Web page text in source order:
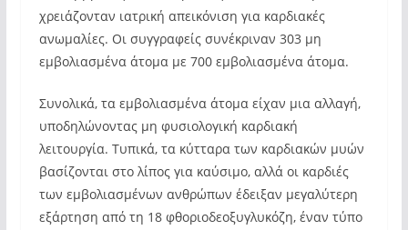
χρειάζονταν ιατρική απεικόνιση για καρδιακές
ανωμαλίες. Οι συγγραφείς συνέκριναν 303 μη
εμβολιασμένα άτομα με 700 εμβολιασμένα άτομα.
Συνολικά, τα εμβολιασμένα άτομα είχαν μια αλλαγή,
υποδηλώνοντας μη φυσιολογική καρδιακή
λειτουργία. Τυπικά, τα κύτταρα των καρδιακών μυών
βασίζονται στο λίπος για καύσιμο, αλλά οι καρδιές
των εμβολιασμένων ανθρώπων έδειξαν μεγαλύτερη
εξάρτηση από τη 18 φθοριοδεοξυγλυκόζη, έναν τύπο